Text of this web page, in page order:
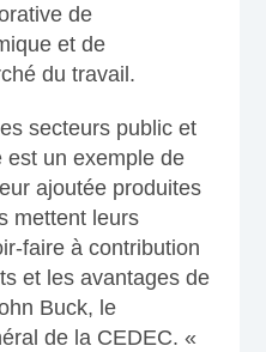
de
et de
du travail.
secteurs public et
est un exemple de
ajoutée produites
mettent leurs
faire à contribution
et les avantages de
Buck, le
de la CEDEC. «